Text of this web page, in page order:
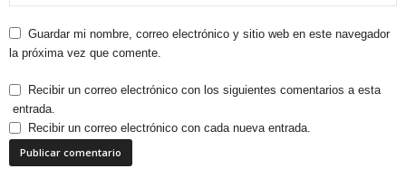
Guardar mi nombre, correo electrónico y sitio web en este navegador
la próxima vez que comente.
Recibir un correo electrónico con los siguientes comentarios a esta
entrada.
Recibir un correo electrónico con cada nueva entrada.